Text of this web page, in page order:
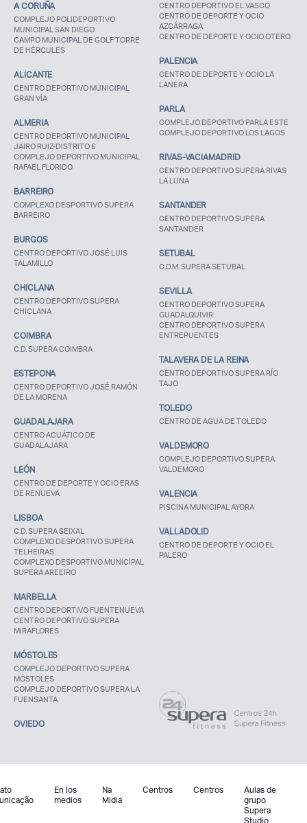
A CORUÑA
COMPLEJO POLIDEPORTIVO
MUNICIPAL SAN DIEGO
CAMPO MUNICIPAL DE GOLF TORRE
DE HÉRCULES
ALICANTE
CENTRO DEPORTIVO MUNICIPAL
GRAN VÍA
ALMERIA
CENTRO DEPORTIVO MUNICIPAL
JAIRO RUIZ-DISTRITO 6
COMPLEJO DEPORTIVO MUNICIPAL
RAFAEL FLORIDO
BARREIRO
COMPLEXO DESPORTIVO SUPERA
BARREIRO
BURGOS
CENTRO DEPORTIVO JOSÉ LUIS
TALAMILLO
CHICLANA
CENTRO DEPORTIVO SUPERA
CHICLANA
COIMBRA
C.D. SUPERA COIMBRA
ESTEPONA
CENTRO DEPORTIVO JOSÉ RAMÓN
DE LA MORENA
GUADALAJARA
CENTRO ACUÁTICO DE
GUADALAJARA
LEÓN
CENTRO DE DEPORTE Y OCIO ERAS
DE RENUEVA
LISBOA
C.D. SUPERA SEIXAL
COMPLEXO DESPORTIVO SUPERA
TELHEIRAS
COMPLEXO DESPORTIVO MUNICIPAL
SUPERA AREEIRO
MARBELLA
CENTRO DEPORTIVO FUENTENUEVA
CENTRO DEPORTIVO SUPERA
MIRAFLORES
MÓSTOLES
COMPLEJO DEPORTIVO SUPERA
MÓSTOLES
COMPLEJO DEPORTIVO SUPERA LA
FUENSANTA
OVIEDO
CENTRO DEPORTIVO EL VASCO
CENTRO DE DEPORTE Y OCIO
AZCÁRRAGA
CENTRO DE DEPORTE Y OCIO OTERO
PALENCIA
CENTRO DE DEPORTE Y OCIO LA
LANERA
PARLA
COMPLEJO DEPORTIVO PARLA ESTE
COMPLEJO DEPORTIVO LOS LAGOS
RIVAS-VACIAMADRID
CENTRO DEPORTIVO SUPERA RIVAS
LA LUNA
SANTANDER
CENTRO DEPORTIVO SUPERA
SANTANDER
SETUBAL
C.D.M. SUPERA SETUBAL
SEVILLA
CENTRO DEPORTIVO SUPERA
GUADALQUIVIR
CENTRO DEPORTIVO SUPERA
ENTREPUENTES
TALAVERA DE LA REINA
CENTRO DEPORTIVO SUPERA RÍO
TAJO
TOLEDO
CENTRO DE AGUA DE TOLEDO
VALDEMORO
COMPLEJO DEPORTIVO SUPERA
VALDEMORO
VALENCIA
PISCINA MUNICIPAL AYORA
VALLADOLID
CENTRO DE DEPORTE Y OCIO EL
PALERO
En los
medios
Na
Midia
Centros Centros
Aulas de
grupo
Supera
Studio